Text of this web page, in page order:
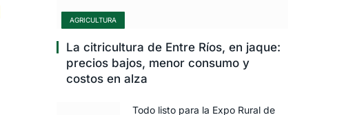
AGRICULTURA
La citricultura de Entre Ríos, en jaque:
precios bajos, menor consumo y
costos en alza
Todo listo para la Expo Rural de